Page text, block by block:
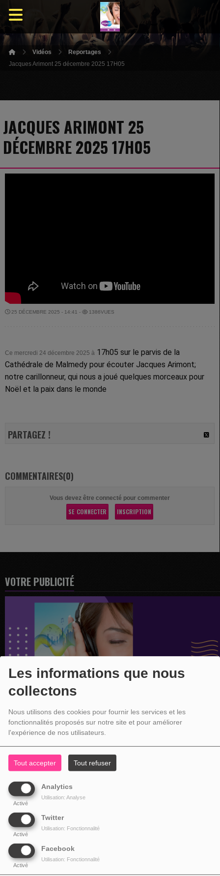
Les informations que nous
collectons
Nous utilisons des cookies pour fournir les services et les
fonctionnalités proposés sur notre site et pour améliorer
l'expérience de nos utilisateurs.
Tout accepter Tout refuser
Analytics
Activé
Utilisation: Analyse
Twitter
Activé
Utilisation: Fonctionnalité
Facebook
Activé
Utilisation: Fonctionnalité
Vidéos
Reportages
Jacques Arimont 25 décembre 2025 17H05
JACQUES ARIMONT 25
DÉCEMBRE 2025 17H05
25 DÉCEMBRE 2025 - 14:41 - 1386VUES
Ce mercredi 24 décembre 2025 à 17h05 sur le parvis de la
Cathédrale de Malmedy pour écouter Jacques Arimont;
notre carillonneur, qui nous a joué quelques morceaux pour
Noël et la paix dans le monde
PARTAGEZ !
COMMENTAIRES(0)
Vous devez être connecté pour commenter
SE CONNECTER INSCRIPTION
VOTRE PUBLICITÉ